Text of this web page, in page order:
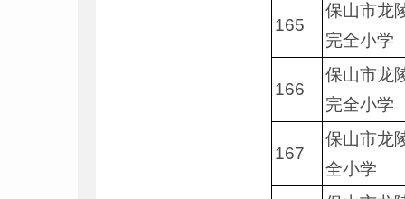
165
保山市龙
完全小学
166
保山市龙
完全小学
167
保山市龙
全小学